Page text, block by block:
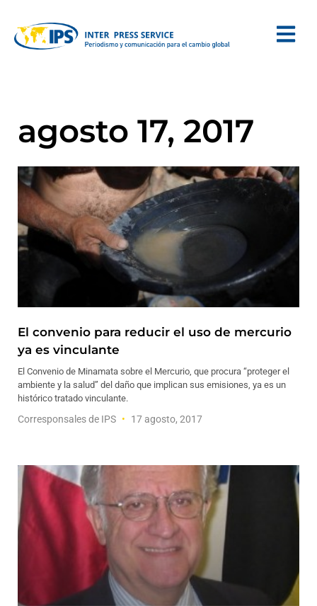
agosto 17, 2017
El convenio para reducir el uso de mercurio
ya es vinculante
El Convenio de Minamata sobre el Mercurio, que procura “proteger el
ambiente y la salud” del daño que implican sus emisiones, ya es un
histórico tratado vinculante.
Corresponsales de IPS 17 agosto, 2017